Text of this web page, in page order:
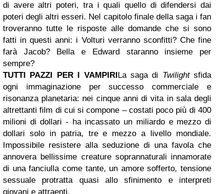
di avere altri poteri, tra i quali quello di difendersi dai
poteri degli altri esseri. Nel capitolo finale della saga i fan
troveranno tutte le risposte alle domande che si sono
fatti in questi anni: i Volturi verranno sconfitti? Che fine
farà Jacob? Bella e Edward staranno insieme per
sempre?
TUTTI PAZZI PER I VAMPIRILa saga di Twilightsfida
ogni immaginazione per successo commerciale e
risonanza planetaria: nei cinque anni di vita in sala degli
altrettanti film di cui si compone – costati poco più di 400
milioni di dollari - ha incassato un miliardo e mezzo di
dollari solo in patria, tre e mezzo a livello mondiale.
Impossibile resistere alla seduzione di una favola che
annovera bellissime creature soprannaturali innamorate
di una fanciulla come tante, un amore sofferto, tensione
sessuale protratta quasi allo sfinimento e interpreti
giovani e attraenti.